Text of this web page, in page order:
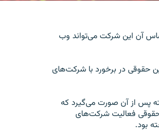
آن این شرکت می‌تواند وب
حقوقی در برخورد با شرکت‌های
پس از آن صورت می‌گیرد که
فعالیت شرکت‌های
بود.